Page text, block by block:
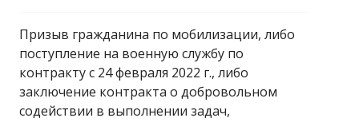
Призыв гражданина по мобилизации, либо
поступление на военную службу по
контракту с 24 февраля 2022 г., либо
заключение контракта о добровольном
содействии в выполнении задач,